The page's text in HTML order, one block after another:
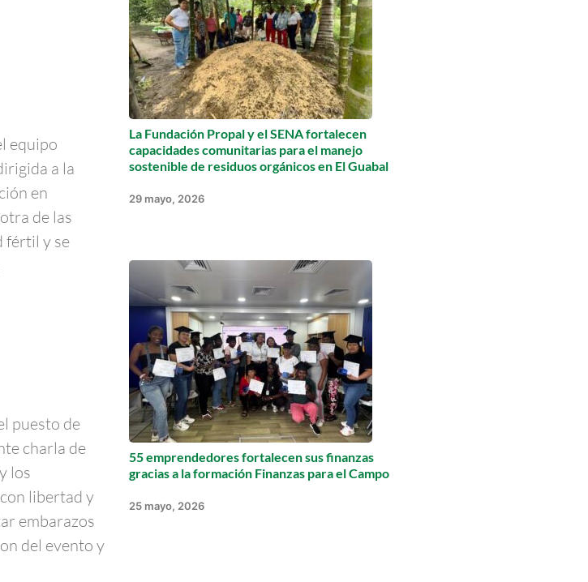
equipo
a la
en
de las
fértil y se
puesto de
charla de
los
libertad y
embarazos
del evento y
La Fundación Propal y el SENA fortalecen
capacidades comunitarias para el manejo
sostenible de residuos orgánicos en El Guabal
29 mayo, 2026
55 emprendedores fortalecen sus finanzas
gracias a la formación Finanzas para el Campo
25 mayo, 2026